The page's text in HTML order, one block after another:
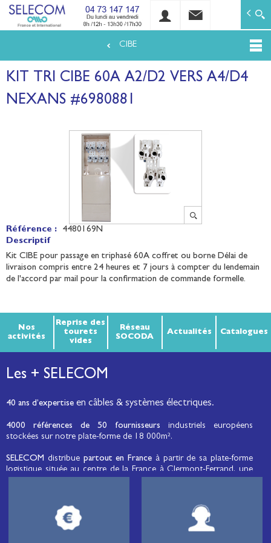
au
contenu
SELECOM
Matériels de réseaux électriques basse tension et
CIBE
KIT TRI CIBE 60A A2/D2 VERS A4/D4
NEXANS #6980881
Référence :
4480169N
Descriptif
Kit CIBE pour passage en triphasé 60A coffret ou borne Délai de
livraison compris entre 24 heures et 7 jours à compter du lendemain
de l'accord par mail pour la confirmation de commande formelle.
Nos
activités
Reprise des
tourets
vides
Réseau
SOCODA
Actualités Catalogues
Les + SELECOM
40 ans d’expertise en câbles & systèmes électriques.
4000 références de 50 fournisseurs industriels européens
stockées sur notre plate-forme de 18 000m².
SELECOM distribue partout en France à partir de sa plate-forme
logistique située au centre de la France à Clermont-Ferrand, une
, de matériel
d’éclairage public et d'éco-mobilité destinée aux professionnels de